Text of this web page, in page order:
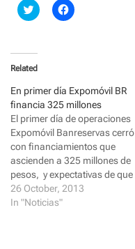
C
l
t
o
s
a
r
e
o
n
T
w
i
t
t
e
r
(
O
C
l
a
r
e
o
n
F
a
c
e
b
o
o
Related
En primer día Expomóvil BR
financia 325 millones
El primer día de operaciones
Expomóvil Banreservas cerró
con financiamientos que
ascienden a 325 millones de
pesos, y expectativas de que
ese volumen de venta se
incrementará ampliamente
26 October, 2013
In "Noticias"